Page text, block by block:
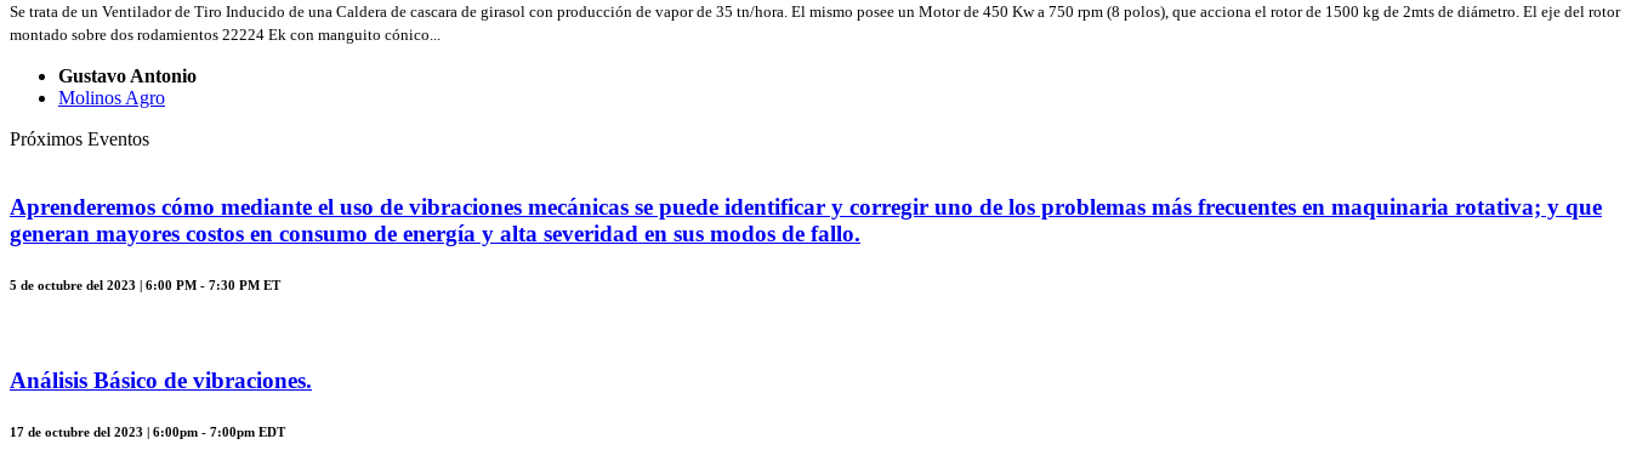
Se trata de un Ventilador de Tiro Inducido de una Caldera de cascara de girasol con producción de vapor de 35 tn/hora. El mismo posee un Motor de 450 Kw a 750 rpm (8 polos), que acciona el rotor de 1500 kg de 2mts de diámetro. El eje del rotor
montado sobre dos rodamientos 22224 Ek con manguito cónico...
Gustavo Antonio
Molinos Agro
Próximos Eventos
Aprenderemos cómo mediante el uso de vibraciones mecánicas se puede identificar y corregir uno de los problemas más frecuentes en maquinaria rotativa; y que
generan mayores costos en consumo de energía y alta severidad en sus modos de fallo.
5 de octubre del 2023 | 6:00 PM - 7:30 PM ET
Análisis Básico de vibraciones.
17 de octubre del 2023 | 6:00pm - 7:00pm EDT